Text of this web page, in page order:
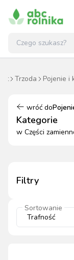
Trzoda Pojenie i
wróć do
Kategorie
w Części
Filtry
Sortowanie